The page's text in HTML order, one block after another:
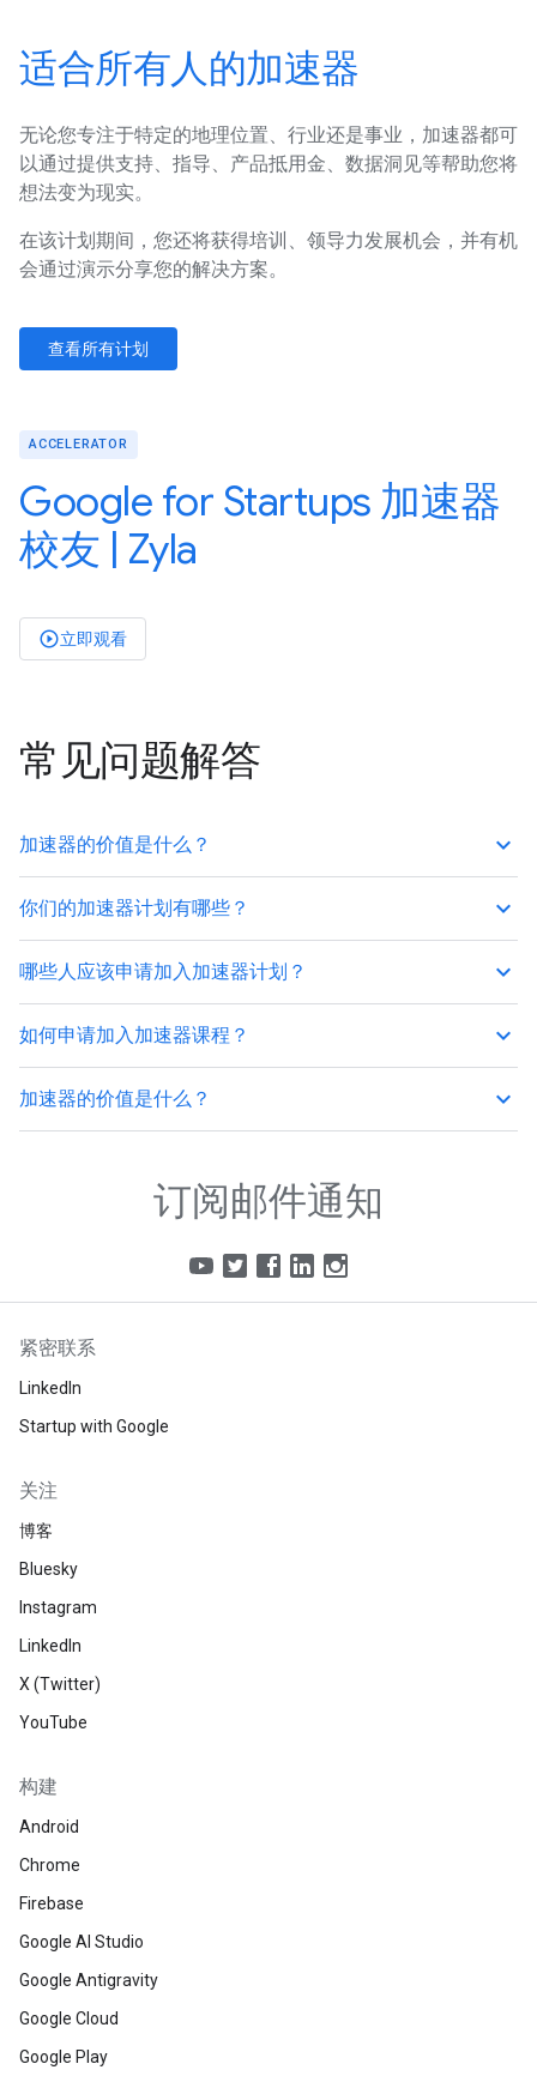
适合所有人的加速器
无论您专注于特定的地理位置、行业还是事业，加速器都可
以通过提供支持、指导、产品抵用金、数据洞见等帮助您将
想法变为现实。
在该计划期间，您还将获得培训、领导力发展机会，并有机
会通过演示分享您的解决方案。
查看所有计划
ACCELERATOR
Google for Startups 加速器
校友 | Zyla
play_circle_outlined立即观看
常见问题解答
keyboard_arrow_up
加速器的价值是什么？
keyboard_arrow_up
你们的加速器计划有哪些？
keyboard_arrow_up
哪些人应该申请加入加速器计划？
keyboard_arrow_up
如何申请加入加速器课程？
keyboard_arrow_up
加速器的价值是什么？
订阅邮件通知
紧密联系
LinkedIn
Startup with Google
关注
博客
Bluesky
Instagram
LinkedIn
X (Twitter)
YouTube
构建
Android
Chrome
Firebase
Google AI Studio
Google Antigravity
Google Cloud
Google Play